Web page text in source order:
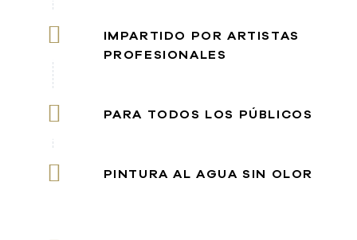
IMPARTIDO POR ARTISTAS
PROFESIONALES
PARA TODOS LOS PÚBLICOS
PINTURA AL AGUA SIN OLOR